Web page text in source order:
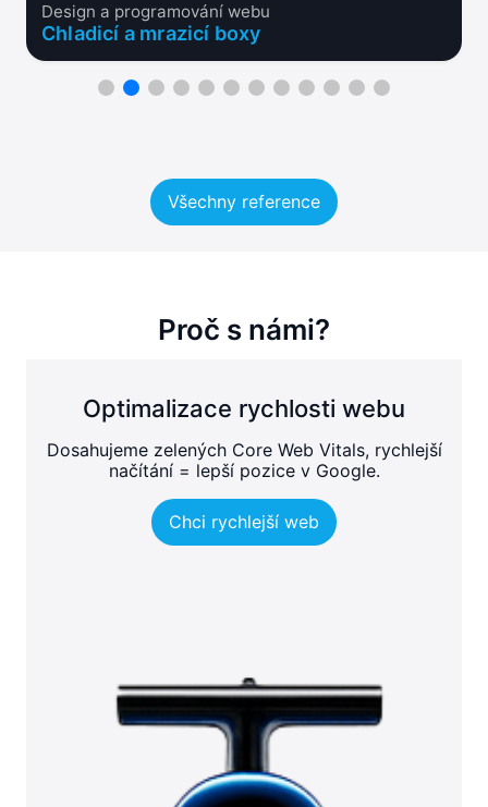
Design a programování webu
Chladicí a mrazicí boxy
Všechny reference
Proč s námi?
Optimalizace rychlosti webu
Dosahujeme zelených Core Web Vitals, rychlejší
načítání = lepší pozice v Google.
Chci rychlejší web